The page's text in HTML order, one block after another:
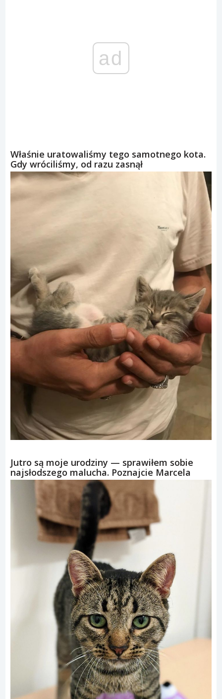
ad
Właśnie uratowaliśmy tego samotnego kota.
Gdy wróciliśmy, od razu zasnął
Jutro są moje urodziny — sprawiłem sobie
najsłodszego malucha. Poznajcie Marcela